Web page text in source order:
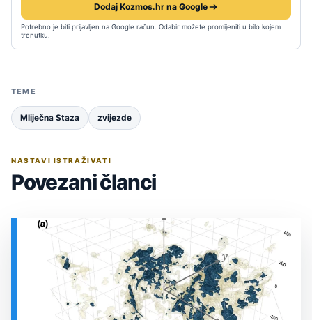
Dodaj Kozmos.hr na Google
Potrebno je biti prijavljen na Google račun. Odabir možete promijeniti u bilo kojem
trenutku.
TEME
Mliječna Staza zvijezde
NASTAVI ISTRAŽIVATI
Povezani članci